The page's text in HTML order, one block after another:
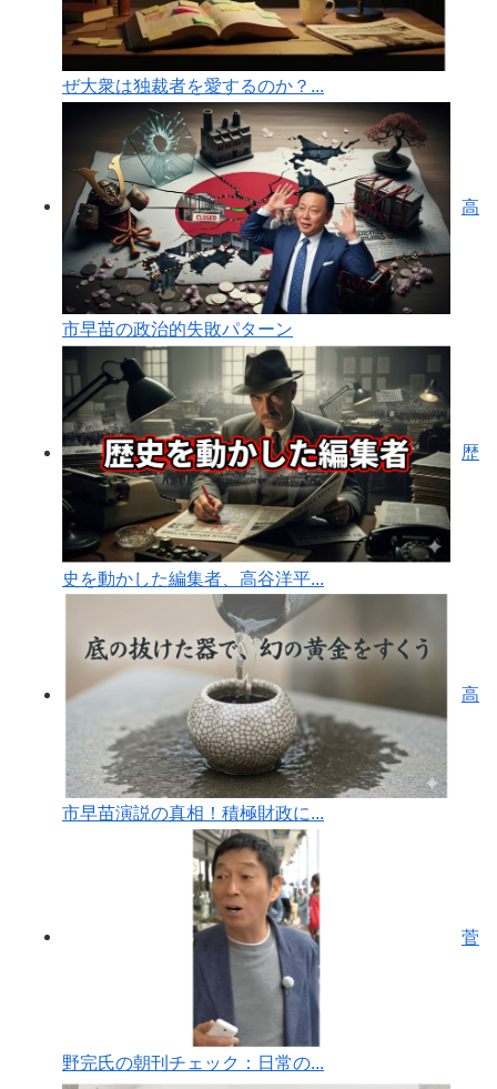
ぜ大衆は独裁者を愛するのか？...
高
市早苗の政治的失敗パターン
歴
史を動かした編集者、高谷洋平...
高
市早苗演説の真相！積極財政に...
菅
野完氏の朝刊チェック：日常の...